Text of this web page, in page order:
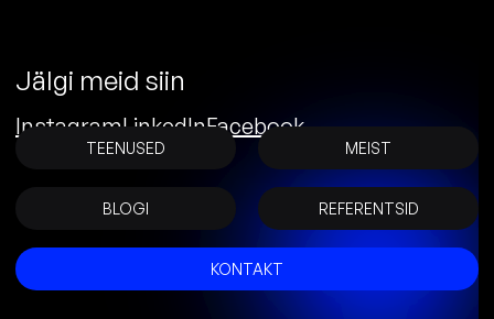
Jälgi meid siin
InstagramLinkedInFacebook
TEENUSED MEIST
BLOGI REFERENTSID
KONTAKT